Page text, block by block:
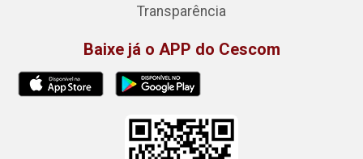
Transparência
Baixe já o APP do Cescom